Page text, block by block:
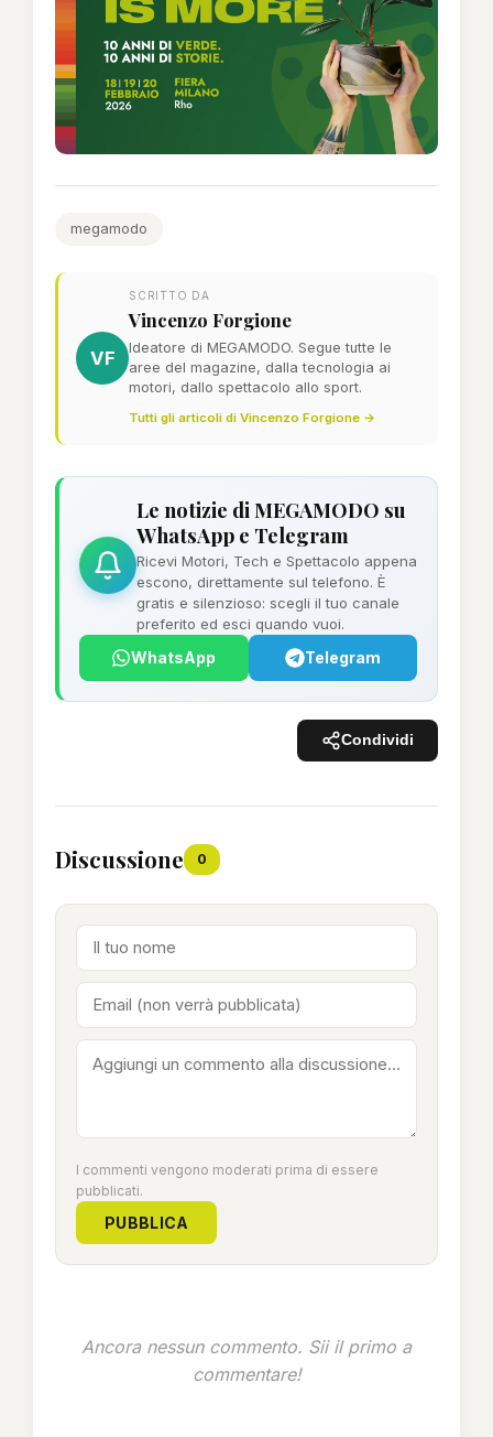
megamodo
VF
SCRITTO DA
Vincenzo Forgione
Ideatore di MEGAMODO. Segue tutte le
aree del magazine, dalla tecnologia ai
motori, dallo spettacolo allo sport.
Tutti gli articoli di Vincenzo Forgione →
Le notizie di MEGAMODO su
WhatsApp e Telegram
Ricevi Motori, Tech e Spettacolo appena
escono, direttamente sul telefono. È
gratis e silenzioso: scegli il tuo canale
preferito ed esci quando vuoi.
WhatsApp Telegram
Condividi
Discussione 0
I commenti vengono moderati prima di essere
pubblicati.
PUBBLICA
Ancora nessun commento. Sii il primo a
commentare!